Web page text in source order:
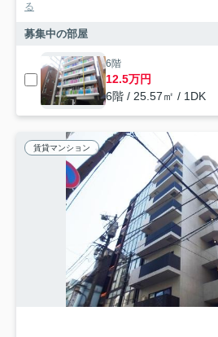
る
募集中の部屋
6階
12.5万円
6階 / 25.57㎡ / 1DK
賃貸マンション